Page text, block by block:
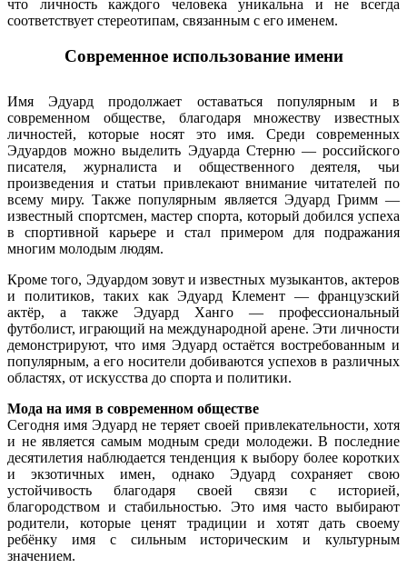
что личность каждого человека уникальна и не всегда
соответствует стереотипам, связанным с его именем.
Современное использование имени
Имя Эдуард продолжает оставаться популярным и в
современном обществе, благодаря множеству известных
личностей, которые носят это имя. Среди современных
Эдуардов можно выделить Эдуарда Стерню — российского
писателя, журналиста и общественного деятеля, чьи
произведения и статьи привлекают внимание читателей по
всему миру. Также популярным является Эдуард Гримм —
известный спортсмен, мастер спорта, который добился успеха
в спортивной карьере и стал примером для подражания
многим молодым людям.
Кроме того, Эдуардом зовут и известных музыкантов, актеров
и политиков, таких как Эдуард Клемент — французский
актёр, а также Эдуард Ханго — профессиональный
футболист, играющий на международной арене. Эти личности
демонстрируют, что имя Эдуард остаётся востребованным и
популярным, а его носители добиваются успехов в различных
областях, от искусства до спорта и политики.
Мода на имя в современном обществе
Сегодня имя Эдуард не теряет своей привлекательности, хотя
и не является самым модным среди молодежи. В последние
десятилетия наблюдается тенденция к выбору более коротких
и экзотичных имен, однако Эдуард сохраняет свою
устойчивость благодаря своей связи с историей,
благородством и стабильностью. Это имя часто выбирают
родители, которые ценят традиции и хотят дать своему
ребёнку имя с сильным историческим и культурным
значением.